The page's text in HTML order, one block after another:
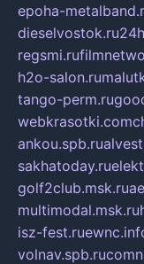
epoha-
dieselvostok.ru
regsmi.ru
h2o-salon.ru
tango-perm.ru
webkrasotki.com
ankou.spb.ru
sakhatoday.ru
golf2club.msk.ru
multimodal.msk.ru
isz-fest.ru
volnav.spb.ru